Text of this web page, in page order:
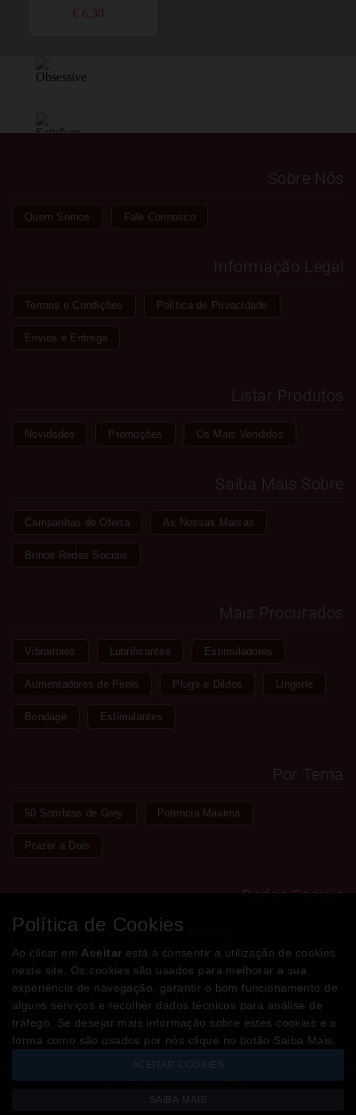
€ 6,30
Sobre Nós
Quem Somos Fale Connosco
Informação Legal
Termos e Condições Política de Privacidade
Envios e Entrega
Listar Produtos
Novidades Promoções Os Mais Vendidos
Saiba Mais Sobre
Campanhas de Oferta As Nossas Marcas
Brinde Redes Sociais
Mais Procurados
Vibradores Lubrificantes Estimuladores
Aumentadores de Pénis Plugs e Dildos Lingerie
Bondage Estimulantes
Por Tema
50 Sombras de Grey Potencia Maxima
Prazer a Dois
Redes Sociais
Facebook Instagram
Métodos de Pagamento
Copyright © LOJADODESEJO.pt 2026
Política de Cookies
Ao clicar em Aceitar está a consentir a utilização de cookies
neste site. Os cookies são usados para melhorar a sua
experiência de navegação, garantir o bom funcionamento de
alguns serviços e recolher dados técnicos para análise de
tráfego. Se desejar mais informação sobre estes cookies e a
forma como são usados por nós clique no botão Saiba Mais.
ACEITAR COOKIES
SAIBA MAIS